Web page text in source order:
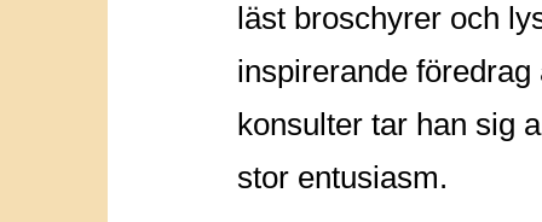
läst broschyrer och
inspirerande
konsulter tar han sig
stor entusiasm.